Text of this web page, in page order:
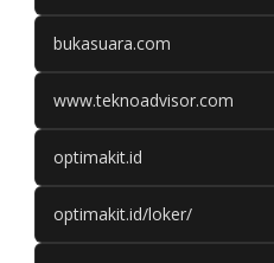
bukasuara.com
www.teknoadvisor.com
optimakit.id
optimakit.id/loker/